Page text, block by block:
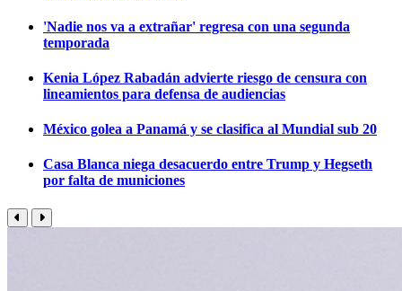
'Nadie nos va a extrañar' regresa con una segunda
temporada
Kenia López Rabadán advierte riesgo de censura con
lineamientos para defensa de audiencias
México golea a Panamá y se clasifica al Mundial sub 20
Casa Blanca niega desacuerdo entre Trump y Hegseth
por falta de municiones